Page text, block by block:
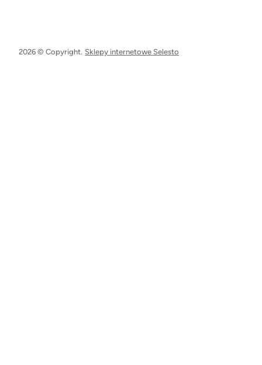
2026 © Copyright. Sklepy internetowe Selesto